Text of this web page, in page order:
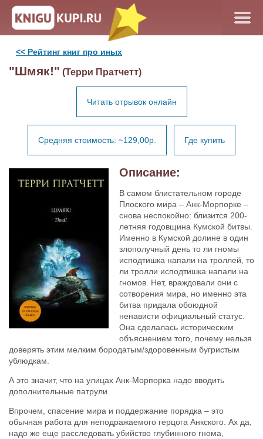
<< Рейтинг книг про иных
"Шмяк!" (Терри Пратчетт)
Читать отрывок онлайн
Средняя стоимость: ~129,00р. Где купить
Описание:
В самом блистательном городе
Плоского мира – Анк-Морпорке –
снова неспокойно: близится 200-
летняя годовщина Кумской битвы.
Именно в Кумской долине в один
злополучный день то ли гномы
исподтишка напали на троллей, то
ли тролли исподтишка напали на
гномов. Нет, враждовали они с
сотворения мира, но именно эта
битва придала обоюдной
ненависти официальный статус.
Она сделалась историческим
объяснением того, почему нельзя
доверять этим мелким бородатым/здоровенным бугристым
ублюдкам.
А это значит, что на улицах Анк-Морпорка надо вводить
дополнительные патрули.
Впрочем, спасение мира и поддержание порядка – это
обычная работа для неподражаемого герцога Анкского. Ах да,
надо же еще расследовать убийство глубинного гнома,